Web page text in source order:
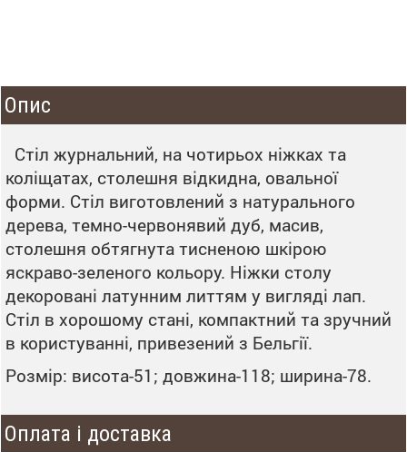
Опис
Стіл журнальний, на чотирьох ніжках та
коліщатах, столешня відкидна, овальної
форми. Стіл виготовлений з натурального
дерева, темно-червонявий дуб, масив,
столешня обтягнута тисненою шкірою
яскраво-зеленого кольору. Ніжки столу
декоровані латунним литтям у вигляді лап.
Стіл в хорошому стані, компактний та зручний
в користуванні, привезений з Бельгії.
Розмір: висота-51; довжина-118; ширина-78.
Оплата і доставка